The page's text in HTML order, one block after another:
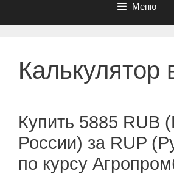
Меню
Калькулятор
Купить 5885 RUB
России) за RUP
по курсу